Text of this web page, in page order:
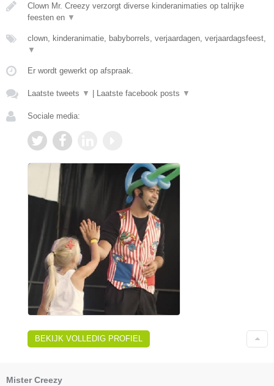
Clown Mr. Creezy verzorgt diverse kinderanimaties op talrijke
feesten en ▼
clown, kinderanimatie, babyborrels, verjaardagen, verjaardagsfeest,
▼
Er wordt gewerkt op afspraak.
Laatste tweets ▼ Laatste facebook posts ▼
Sociale media:
BEKIJK VOLLEDIG PROFIEL
Mister Creezy